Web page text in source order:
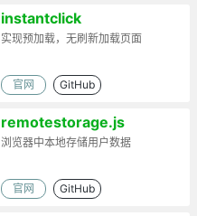
instantclick
实现预加载，无刷新加载页面
官网 GitHub
remotestorage.js
浏览器中本地存储用户数据
官网 GitHub